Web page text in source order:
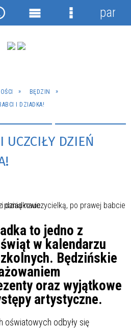
BĘDZIN
I DZIADKA!
UCZCIŁY DZIEŃ
to jedno z
w kalendarzu
Będzińskie
oraz wyjątkowe
artystyczne.
oświatowych odbyły się
Menu
Menu
panel